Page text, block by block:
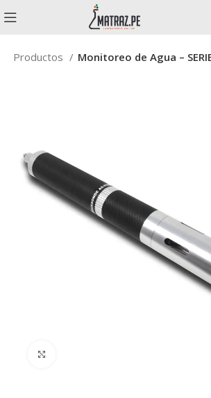
Productos Monitoreo de Agua –